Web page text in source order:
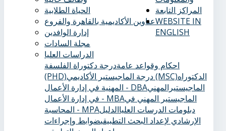
الحياة الطلابية
عناوين الأكاديمية بالقاهرة والفروع
إدارة الوافدين
مجلة السادات
الدراسات العليا
احكام وقواعد عامةدرجة دكتوراة الفلسفة
(PHD)
درجة الماجيستير الأكاديمي (MSC)الدكتوراه
المهنية في إدارة الأعمال - DBAالماجيستيرالمهني
في إدارة الأعمال - MBAالماجيستير المهني في
المحاسبة - MPA
دبلومات الدرسات العلياالدليل
الإرشادي لإعداد البحث التطبيقيضوابط وإجراءات
المراكز التابعة
WEBSITE IN
ENGLISH